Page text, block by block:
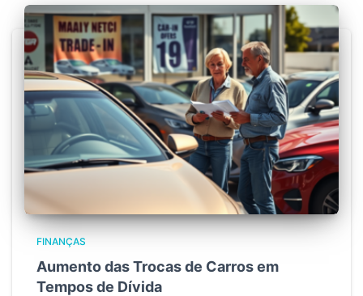
FINANÇAS
Aumento das Trocas de Carros em
Tempos de Dívida